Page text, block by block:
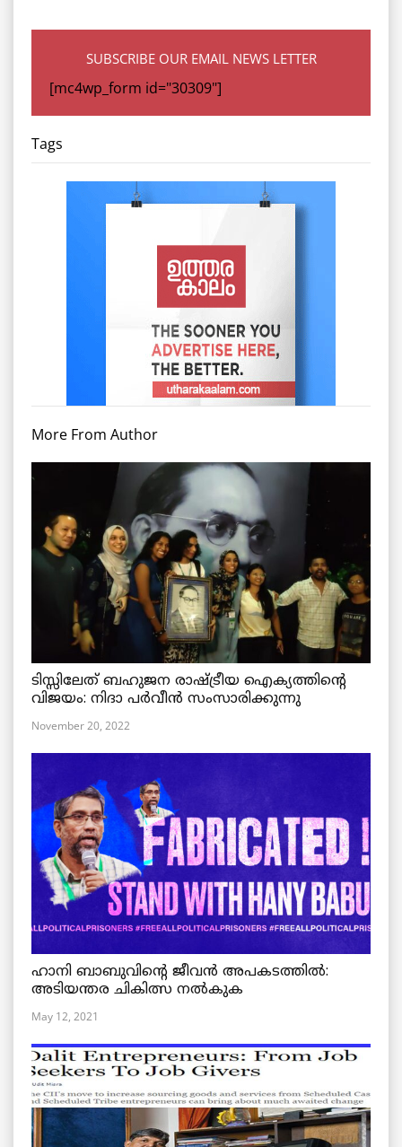
SUBSCRIBE OUR EMAIL NEWS LETTER
[mc4wp_form id="30309"]
Tags
More From Author
ടിസ്സിലേത് ബഹുജന രാഷ്ട്രീയ ഐക്യത്തിന്റെ
വിജയം: നിദാ പർവീൻ സംസാരിക്കുന്നു
November 20, 2022
ഹാനി ബാബുവിന്റെ ജീവൻ അപകടത്തിൽ:
അടിയന്തര ചികിത്സ നൽകുക
May 12, 2021